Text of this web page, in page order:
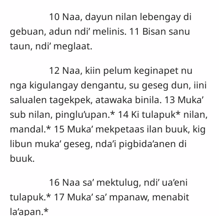
10 Naa, dayun nilan lebengay di
gebuan, adun ndi’ melinis. 11 Bisan sanu
taun, ndi’ meglaat.
12 Naa, kiin pelum keginapet nu
nga kigulangay dengantu, su geseg dun, iini
salualen tagekpek, atawaka binila. 13 Muka’
sub nilan, pinglu’upan.* 14 Ki tulapuk* nilan,
mandal.* 15 Muka’ mekpetaas ilan buuk, kig
libun muka’ geseg, nda’i pigbida’anen di
buuk.
16 Naa sa’ mektulug, ndi’ ua’eni
tulapuk.* 17 Muka’ sa’ mpanaw, menabit
la’apan.*